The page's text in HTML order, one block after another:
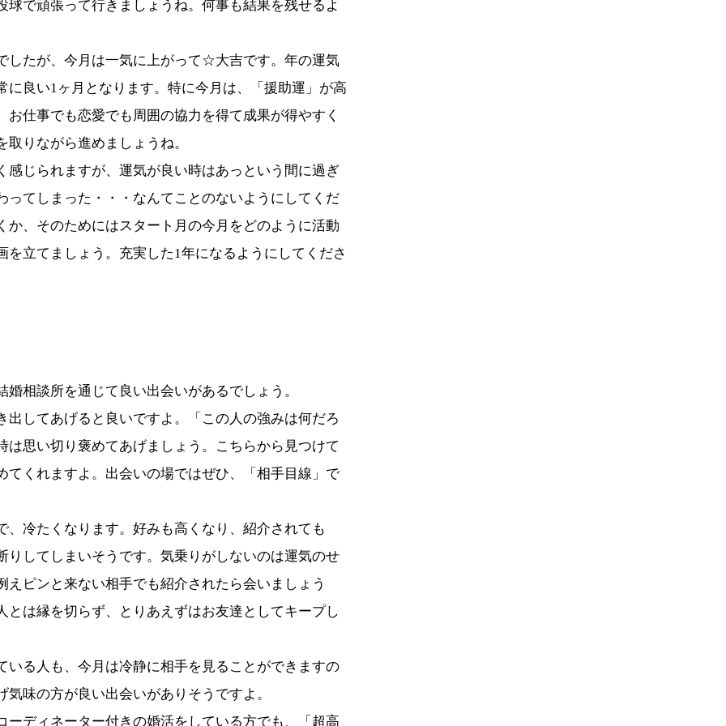
球で頑張って行きましょうね。 何事も結果を残せるよ
たが、 今月は一気に上がって☆大吉です。年の運気
良い1ヶ月となります。特に今月は、「 援助運」が高
お仕事でも恋愛でも周囲の協力を得て成果が得やすく
りながら進めましょうね。
じられますが、 運気が良い時はあっという間に過ぎ
ってしまった・・・ なんてことのないようにしてくだ
、 そのためにはスタート月の今月をどのように活動
立てましょう。 充実した1年になるようにしてくださ
婚相談所を通じて良い出会いがあるでしょう。
してあげると良いですよ。「 この人の強みは何だろ
は思い切り褒めてあげましょう。
こちらから見つけて
てくれますよ。出会いの場ではぜひ、「相手目線」で
冷たくなります。 好みも高くなり、紹介されても
りしてしまいそうです。 気乗りがしないのは運気のせ
えピンと来ない相手でも紹介されたら会いましょう
は縁を切らず、
とりあえずはお友達としてキープし
る人も、 今月は冷静に相手を見ることができますの
気味の方が良い出会いがありそうですよ。
ーディネーター付きの婚活をしている方でも、「超高